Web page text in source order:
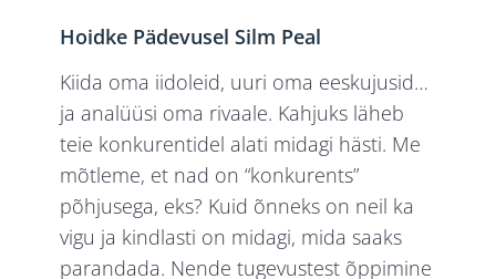
Hoidke Pädevusel Silm Peal
Kiida oma iidoleid, uuri oma eeskujusid…
ja analüüsi oma rivaale. Kahjuks läheb
teie konkurentidel alati midagi hästi. Me
mõtleme, et nad on “konkurents”
põhjusega, eks? Kuid õnneks on neil ka
vigu ja kindlasti on midagi, mida saaks
parandada. Nende tugevustest õppimine